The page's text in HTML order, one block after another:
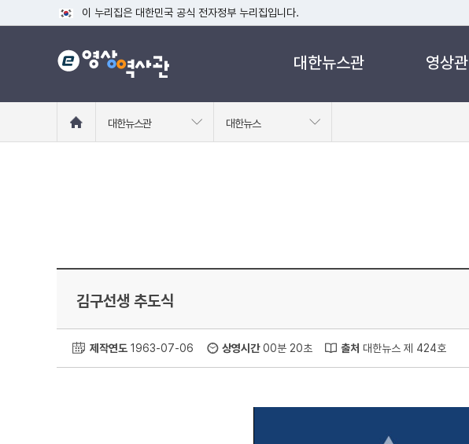
이 누리집은 대한민국 공식 전자정부 누리집입니다.
공식 누리집 주소 확인하기
go.kr 주소를 사용하는 누리집은 대한민국 정부기관이 관리하는 누리집입니다.
대한뉴스관 영상관
로
대한뉴스관 대한뉴스
김구선생 추도식
제작연도 1963-07-06 상영시간00분 20초 출처 대한뉴스 제 424호